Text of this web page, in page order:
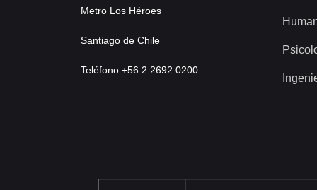
Metro Los Héroes
Santiago de Chile
Teléfono +56 2 2692 0200